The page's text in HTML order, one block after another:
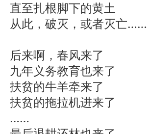
直至扎根脚下的黄土
从此，破灭，或者灭亡……
后来啊，春风来了
九年义务教育也来了
扶贫的牛羊牵来了
扶贫的拖拉机进来了
……